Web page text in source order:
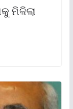
ମିଳିଲା